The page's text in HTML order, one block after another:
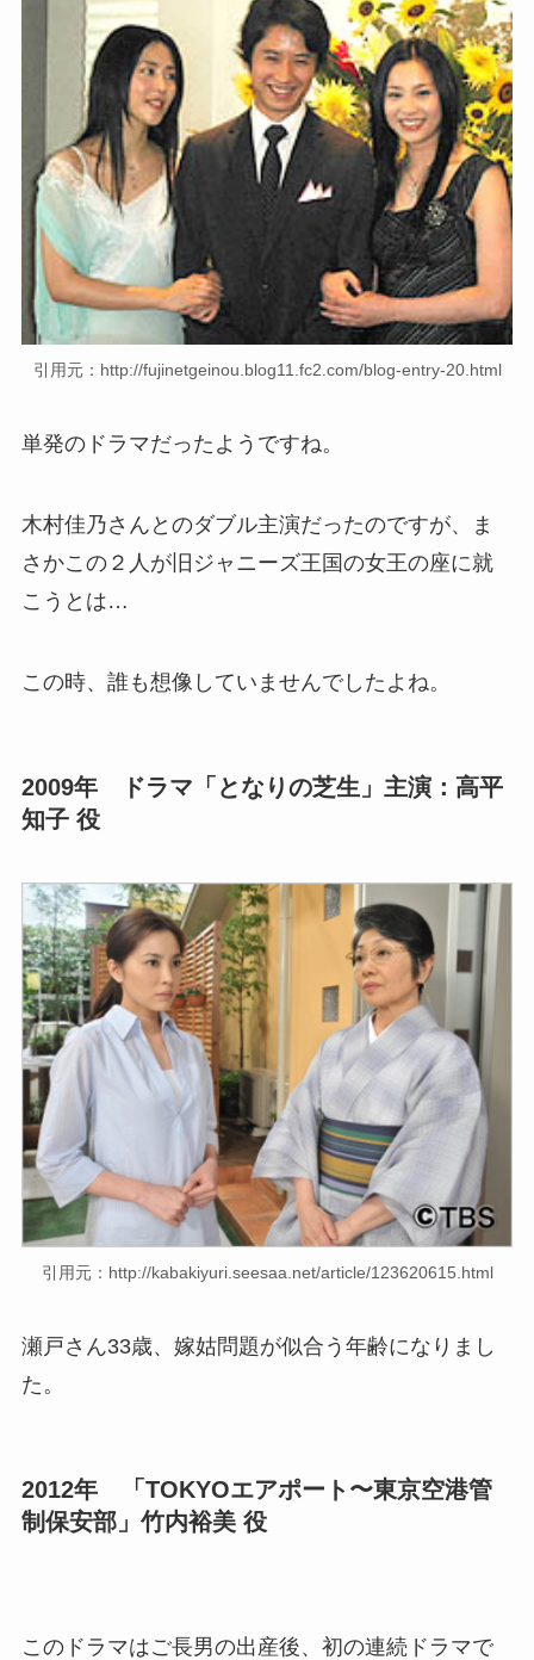
引用元：http://fujinetgeinou.blog11.fc2.com/blog-entry-20.html
単発のドラマだったようですね。
木村佳乃さんとのダブル主演だったのですが、ま
さかこの２人が旧ジャニーズ王国の女王の座に就
こうとは…
この時、誰も想像していませんでしたよね。
2009年 ドラマ「となりの芝生」主演：高平
知子 役
引用元：http://kabakiyuri.seesaa.net/article/123620615.html
瀬戸さん33歳、嫁姑問題が似合う年齢になりまし
た。
2012年 「TOKYOエアポート〜東京空港管
制保安部」竹内裕美 役
このドラマはご長男の出産後、初の連続ドラマで